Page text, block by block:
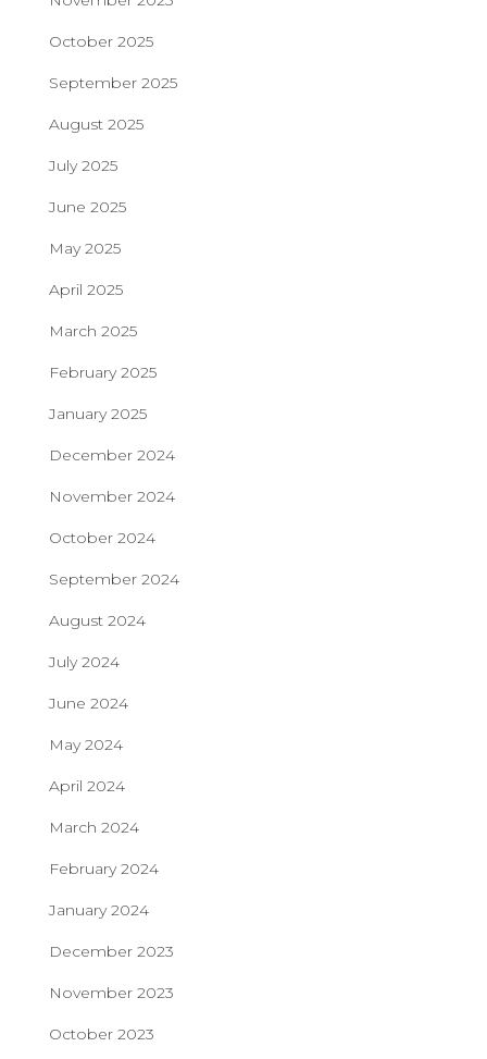
October 2025
September 2025
August 2025
July 2025
June 2025
May 2025
April 2025
March 2025
February 2025
January 2025
December 2024
November 2024
October 2024
September 2024
August 2024
July 2024
June 2024
May 2024
April 2024
March 2024
February 2024
January 2024
December 2023
November 2023
October 2023